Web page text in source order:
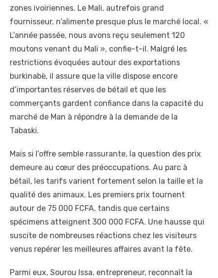
zones ivoiriennes. Le Mali, autrefois grand
fournisseur, n’alimente presque plus le marché local. «
L’année passée, nous avons reçu seulement 120
moutons venant du Mali », confie-t-il. Malgré les
restrictions évoquées autour des exportations
burkinabè, il assure que la ville dispose encore
d’importantes réserves de bétail et que les
commerçants gardent confiance dans la capacité du
marché de Man à répondre à la demande de la
Tabaski.
Mais si l’offre semble rassurante, la question des prix
demeure au cœur des préoccupations. Au parc à
bétail, les tarifs varient fortement selon la taille et la
qualité des animaux. Les premiers prix tournent
autour de 75 000 FCFA, tandis que certains
spécimens atteignent 300 000 FCFA. Une hausse qui
suscite de nombreuses réactions chez les visiteurs
venus repérer les meilleures affaires avant la fête.
Parmi eux, Sourou Issa, entrepreneur, reconnaît la